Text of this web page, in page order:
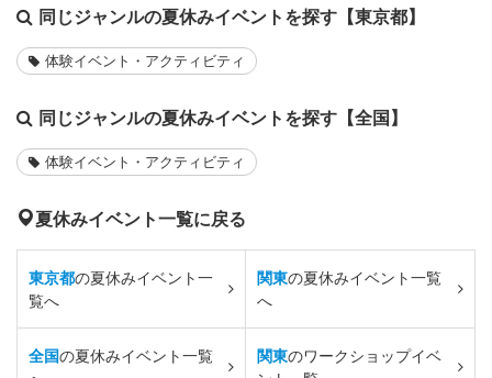
同じジャンルの夏休みイベントを探す【東京都】
体験イベント・アクティビティ
同じジャンルの夏休みイベントを探す【全国】
体験イベント・アクティビティ
夏休みイベント一覧に戻る
東京都の夏休みイベント一
覧へ
関東の夏休みイベント一覧
へ
全国の夏休みイベント一覧
関東のワークショップイベ